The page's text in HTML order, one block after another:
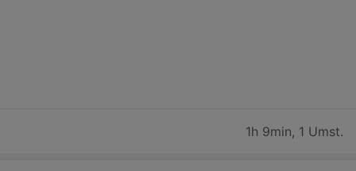
1h 9min, 1 Umst.